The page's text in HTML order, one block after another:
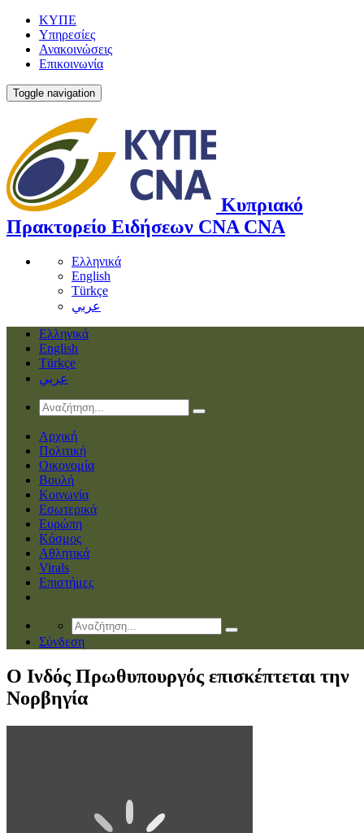
ΚΥΠΕ
Υπηρεσίες
Ανακοινώσεις
Επικοινωνία
Toggle navigation
Κυπριακό
Πρακτορείο Ειδήσεων CNA CNA
Ελληνικά
English
Türkçe
عربي
Ελληνικά
English
Türkçe
عربي
Αρχική
Πολιτική
Οικονομία
Βουλή
Κοινωνία
Εσωτερικά
Ευρώπη
Κόσμος
Αθλητικά
Virals
Επιστήμες
Σύνδεση
Ο Ινδός Πρωθυπουργός επισκέπτεται την
Νορβηγία